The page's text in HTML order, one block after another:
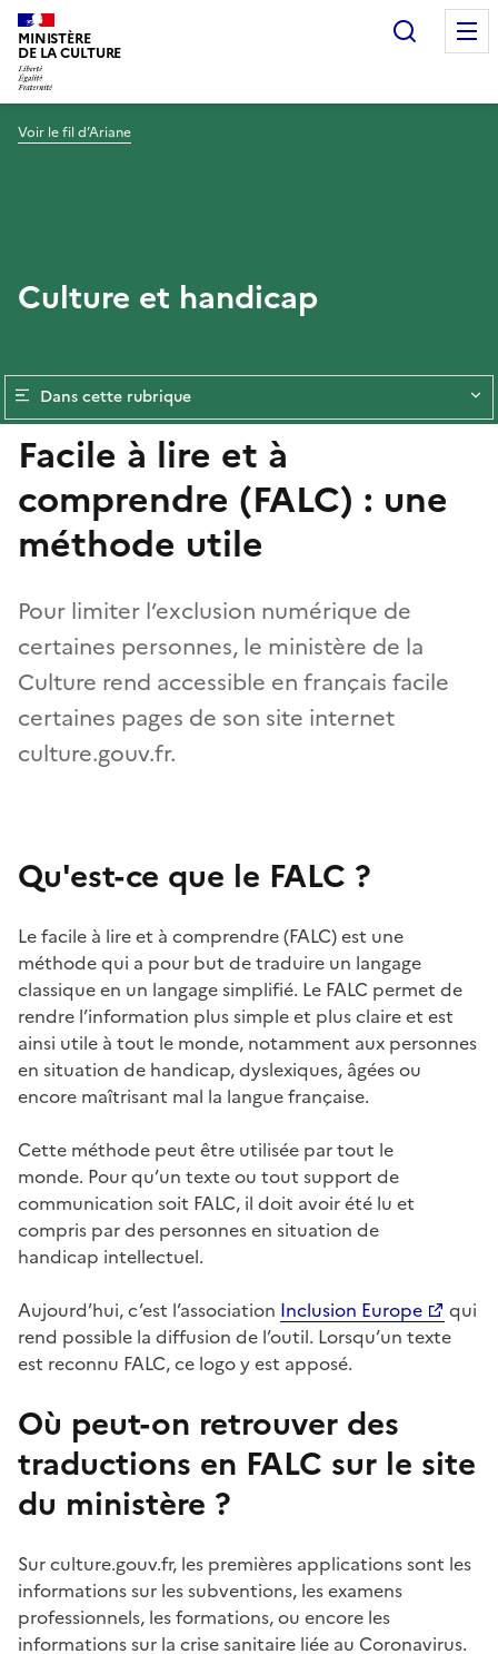
MINISTÈRE
DE LA CULTURE
Voir le fil d’Ariane
Culture et handicap
Dans cette rubrique
Facile à lire et à
comprendre (FALC) : une
méthode utile
Pour limiter l’exclusion numérique de
certaines personnes, le ministère de la
Culture rend accessible en français facile
certaines pages de son site internet
culture.gouv.fr.
Qu'est-ce que le FALC ?
Le facile à lire et à comprendre (FALC) est une
méthode qui a pour but de traduire un langage
classique en un langage simplifié. Le FALC permet de
rendre l’information plus simple et plus claire et est
ainsi utile à tout le monde, notamment aux personnes
en situation de handicap, dyslexiques, âgées ou
encore maîtrisant mal la langue française.
Cette méthode peut être utilisée par tout le
monde. Pour qu’un texte ou tout support de
communication soit FALC, il doit avoir été lu et
compris par des personnes en situation de
handicap intellectuel.
Aujourd’hui, c’est l’association Inclusion Europe
qui
rend possible la diffusion de l’outil. Lorsqu’un texte
est reconnu FALC, ce logo y est apposé.
Où peut-on retrouver des
traductions en FALC sur le site
du ministère ?
Sur culture.gouv.fr, les premières applications sont les
informations sur les subventions, les examens
professionnels, les formations, ou encore les
informations sur la crise sanitaire liée au Coronavirus.